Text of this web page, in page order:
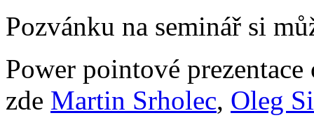
Pozvánku na seminář si
Power pointové
zde Martin Srholec, Oleg